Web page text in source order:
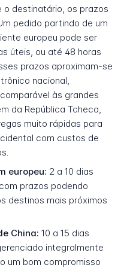
o destinatário, os prazos
pedido partindo de um
europeu pode ser
úteis, ou até 48 horas
prazos aproximam-se
nacional,
às grandes
da República Tcheca,
muito rápidas para
com custos de
europeu: 2 a 10 dias
prazos podendo
destinos mais próximos
China: 10 a 15 dias
integralmente
um bom compromisso